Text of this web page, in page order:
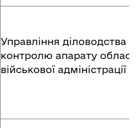
Управління діловодства
контролю апарату
військової адміністрації